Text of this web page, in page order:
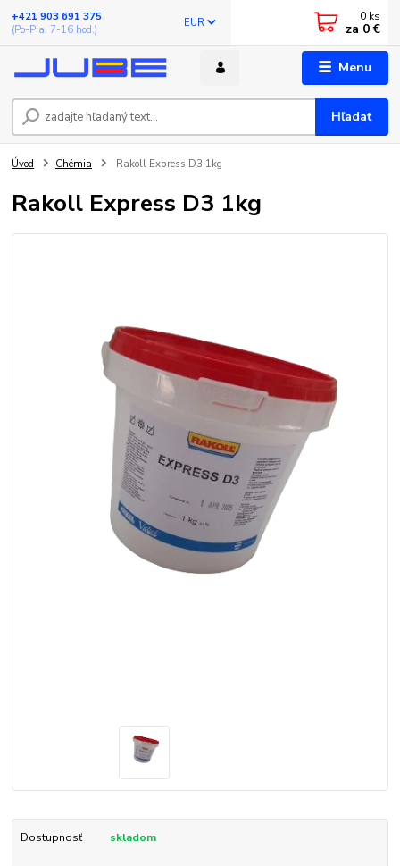
Menu
EUR
Hľadať
+421 903 691 375
(Po-Pia, 7-16 hod.)
0 ks
za 0 €
Úvod Chémia Rakoll Express D3 1kg
Rakoll Express D3 1kg
Dostupnosť skladom